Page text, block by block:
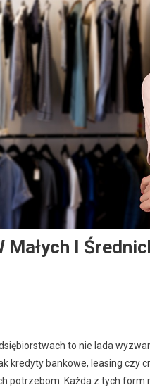
Małych I
to nie lada
kredyty bankowe, leasing czy
potrzebom. Każda z tych form